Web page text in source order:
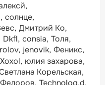
солнце
Дмитрий Ко
Dkfl consia Толя
jenovik Феникс
Xoxol юлия захарова
Корельская
Technolog.d